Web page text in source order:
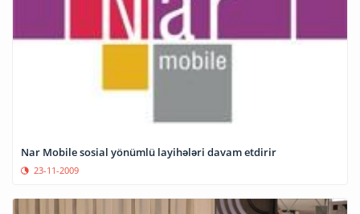
Nar Mobile sosial yönümlü layihələri davam etdirir
23-11-2009